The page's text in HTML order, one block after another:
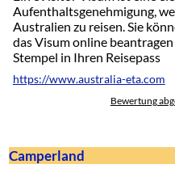
Aufenthaltsgenehmigung,
Australien zu reisen. Sie
das Visum online
Stempel in Ihren Reisepass
https://www.australia-eta.com
Bewertung
Camperland